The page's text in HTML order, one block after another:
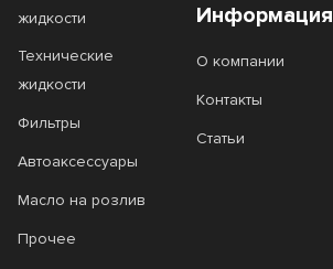
жидкости
Технические
жидкости
Фильтры
Автоаксессуары
Масло на розлив
Прочее
Информация
О компании
Контакты
Статьи